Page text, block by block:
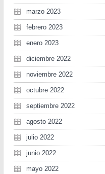
marzo 2023
febrero 2023
enero 2023
diciembre 2022
noviembre 2022
octubre 2022
septiembre 2022
agosto 2022
julio 2022
junio 2022
mayo 2022